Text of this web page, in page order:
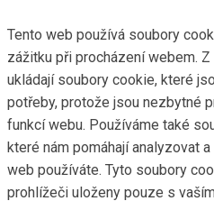
Tento web používá soubory
zážitku při procházení webem.
ukládají soubory cookie, které
potřeby, protože jsou nezbytné
funkcí webu. Používáme také
které nám pomáhají analyzovat
web používáte. Tyto soubory
prohlížeči uloženy pouze s